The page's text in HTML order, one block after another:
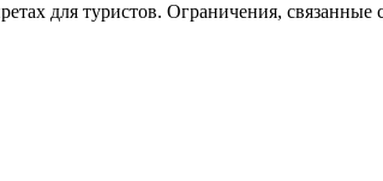
для туристов. Ограничения,